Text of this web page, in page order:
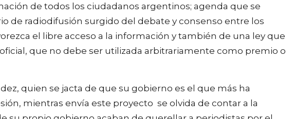
de todos los ciudadanos argentinos; agenda que se
de radiodifusión surgido del debate y consenso entre los
el libre acceso a la información y también de una ley que
que no debe ser utilizada arbitrariamente como premio o
quien se jacta de que su gobierno es el que más ha
mientras envía este proyecto se olvida de contar a la